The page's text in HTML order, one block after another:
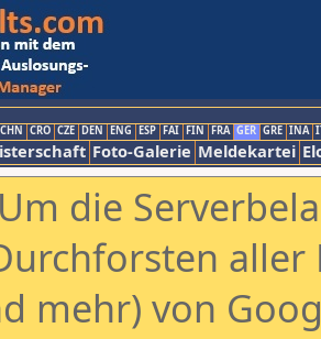
CHN CRO CZE DEN ENG ESP FAI FIN FRA GER GRE INA
Foto-Galerie Meldekartei
die
aller
mehr) von